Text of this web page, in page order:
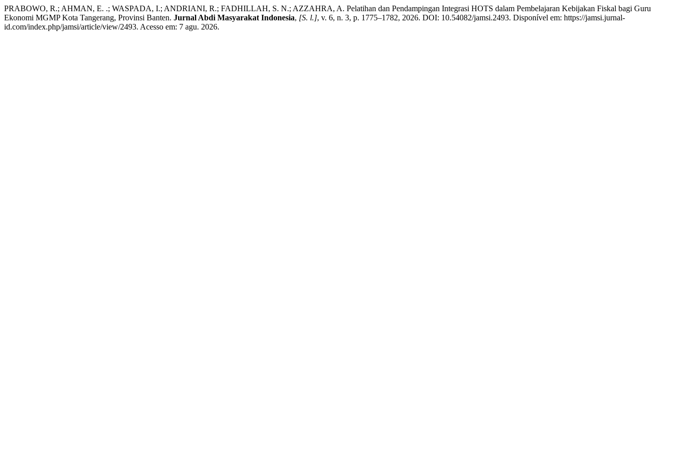
PRABOWO, R.; AHMAN, E. .; WASPADA, I.; ANDRIANI, R.; FADHILLAH, S. N.; AZZAHRA, A. Pelatihan dan Pendampingan Integrasi HOTS dalam Pembelajaran Kebijakan Fiskal bagi Guru
Ekonomi MGMP Kota Tangerang, Provinsi Banten. Jurnal Abdi Masyarakat Indonesia, [S. l.], v. 6, n. 3, p. 1775–1782, 2026. DOI: 10.54082/jamsi.2493. Disponível em: https://jamsi.jurnal-
id.com/index.php/jamsi/article/view/2493. Acesso em: 7 agu. 2026.